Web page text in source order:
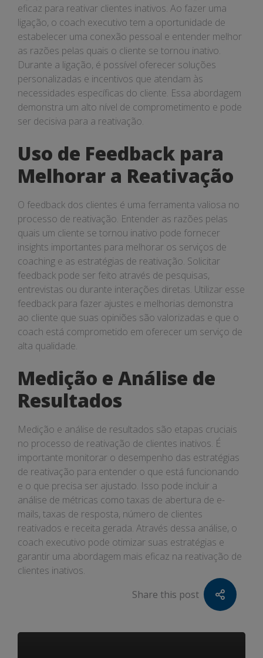
eficaz para reativar clientes inativos. Ao fazer uma
ligação, o coach executivo tem a oportunidade de
estabelecer uma conexão pessoal e entender melhor
as razões pelas quais o cliente se tornou inativo.
Durante a ligação, é possível oferecer soluções
personalizadas e incentivos que atendam às
necessidades específicas do cliente. Essa abordagem
demonstra um alto nível de comprometimento e pode
ser decisiva para a reativação.
Uso de Feedback para
Melhorar a Reativação
O feedback dos clientes é uma ferramenta valiosa no
processo de reativação. Entender as razões pelas
quais um cliente se tornou inativo pode fornecer
insights importantes para melhorar os serviços de
coaching e as estratégias de reativação. Solicitar
feedback pode ser feito através de pesquisas,
entrevistas ou durante interações diretas. Utilizar esse
feedback para fazer ajustes e melhorias demonstra
ao cliente que suas opiniões são valorizadas e que o
coach está comprometido em oferecer um serviço de
alta qualidade.
Medição e Análise de
Resultados
Medição e análise de resultados são etapas cruciais
no processo de reativação de clientes inativos. É
importante monitorar o desempenho das estratégias
de reativação para entender o que está funcionando
e o que precisa ser ajustado. Isso pode incluir a
análise de métricas como taxas de abertura de e-
mails, taxas de resposta, número de clientes
reativados e receita gerada. Através dessa análise, o
coach executivo pode otimizar suas estratégias e
garantir uma abordagem mais eficaz na reativação de
clientes inativos.
Share this post